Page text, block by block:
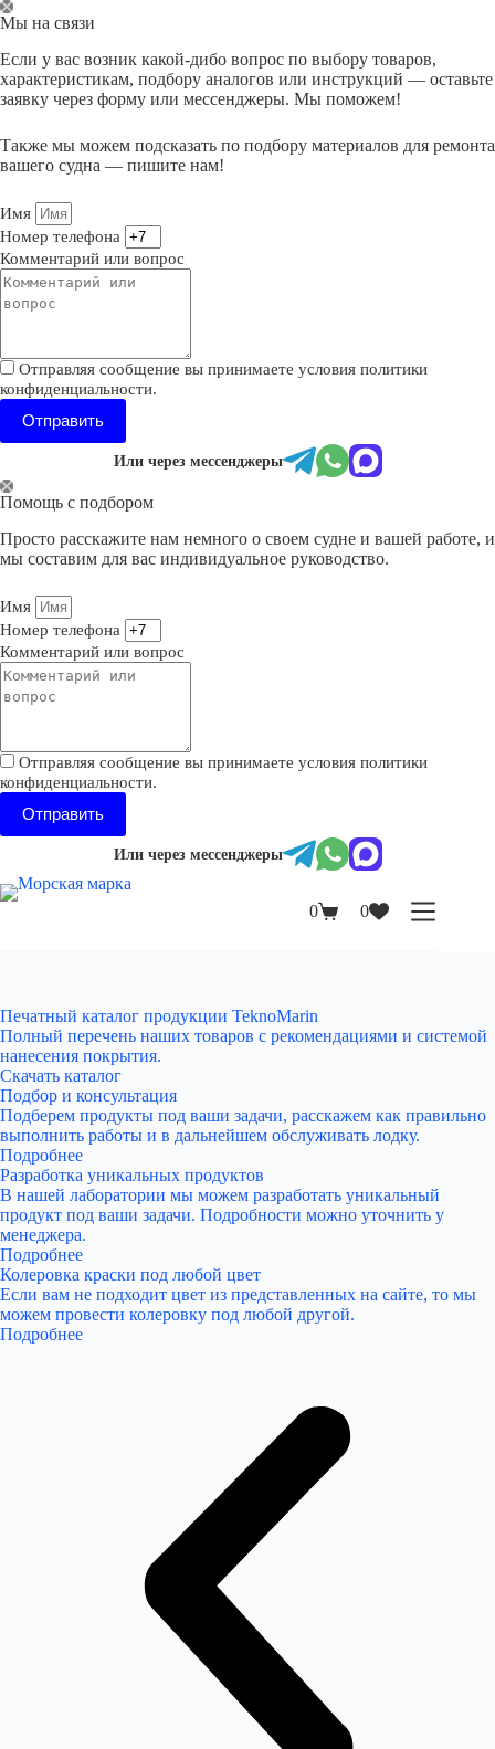
Перейти
к
Мы на связи
Если у вас возник какой-дибо вопрос по выбору товаров,
характеристикам, подбору аналогов или инструкций — оставьте
заявку через форму или мессенджеры. Мы поможем!
Также мы можем подсказать по подбору материалов для ремонта
вашего судна — пишите нам!
Имя
Номер телефона
Комментарий или вопрос
Отправляя сообщение вы принимаете условия политики
конфиденциальности.
Отправить
Или через мессенджеры
Помощь с подбором
Просто расскажите нам немного о своем судне и вашей работе, и
мы составим для вас индивидуальное руководство.
Имя
Номер телефона
Комментарий или вопрос
Отправляя сообщение вы принимаете условия политики
конфиденциальности.
Отправить
Или через мессенджеры
Корзина
0 0
Печатный каталог продукции TeknoMarin
Полный перечень наших товаров с рекомендациями и системой
нанесения покрытия.
Скачать каталог
Подбор и консультация
Подберем продукты под ваши задачи, расскажем как правильно
выполнить работы и в дальнейшем обслуживать лодку.
Подробнее
Разработка уникальных продуктов
В нашей лаборатории мы можем разработать уникальный
продукт под ваши задачи. Подробности можно уточнить у
менеджера.
Подробнее
Колеровка краски под любой цвет
Если вам не подходит цвет из представленных на сайте, то мы
можем провести колеровку под любой другой.
Подробнее